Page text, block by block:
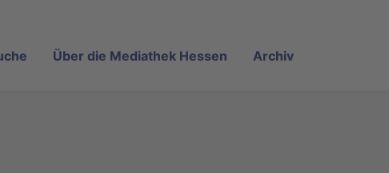
Über die Mediathek Hessen Archiv